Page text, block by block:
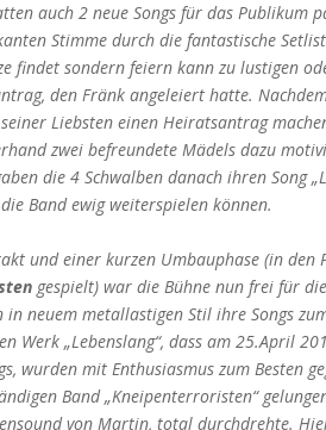
auch 2 neue Songs für das Publikum
Stimme durch die fantastische
findet sondern feiern kann zu lustigen
den Fränk angeleiert hatte.
Liebsten einen Heiratsantrag
zwei befreundete Mädels dazu
die 4 Schwalben danach ihren Song
Band ewig weiterspielen können.
und einer kurzen Umbauphase (in den
gespielt) war die Bühne nun frei für
in neuem metallastigen Stil ihre Songs
Werk „Lebenslang“, dass am 25.April
wurden mit Enthusiasmus zum Besten
Band „Kneipenterroristen“
von Martin, total durchdrehte.